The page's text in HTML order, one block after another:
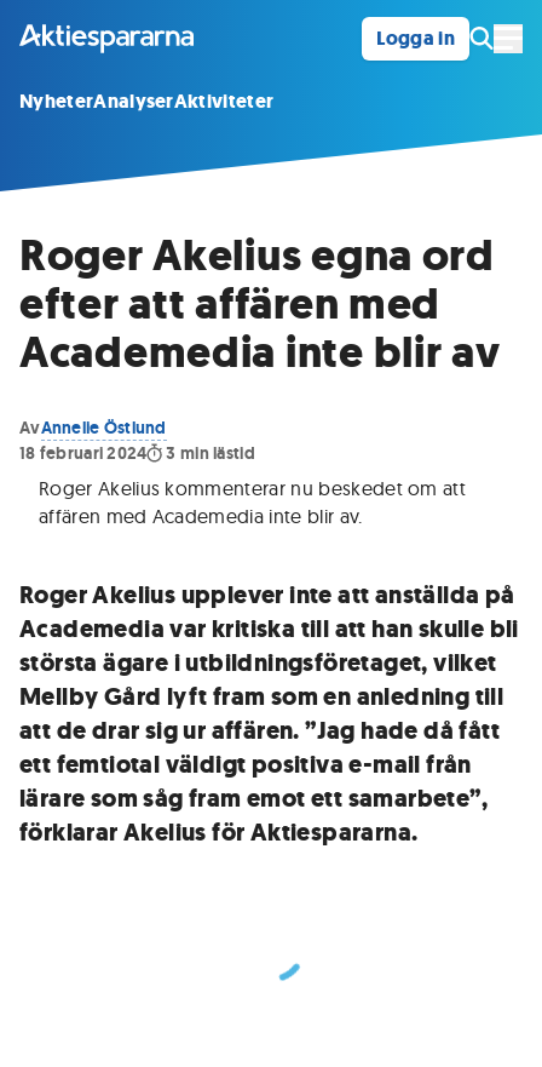
Logga in
NyheterAnalyserAktiviteter
Roger Akelius egna ord
efter att affären med
Academedia inte blir av
AvAnnelie Östlund
18 februari 2024
3 min lästid
Roger Akelius kommenterar nu beskedet om att
affären med Academedia inte blir av.
Roger Akelius upplever inte att anställda på
Academedia var kritiska till att han skulle bli
största ägare i utbildningsföretaget, vilket
Mellby Gård lyft fram som en anledning till
att de drar sig ur affären. ”Jag hade då fått
ett femtiotal väldigt positiva e-mail från
lärare som såg fram emot ett samarbete”,
förklarar Akelius för Aktiespararna.